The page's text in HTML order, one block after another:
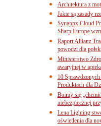
Architektura z
Jakie są zasady
Synappx Cloud
Sharp Europe
Raport Allianz
powodzi dla
Ministerstwo
awaryjnej w
10
Produktach dla
Boimy się
niebezpiecznej
Lena Lighting
oświetlenia dla